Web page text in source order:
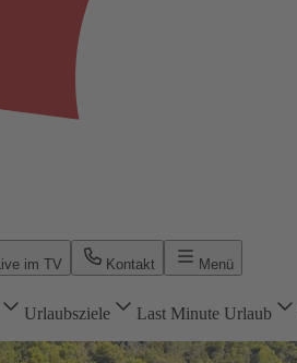
Live im TV Kontakt Menü
Urlaubsziele Last Minute Urlaub